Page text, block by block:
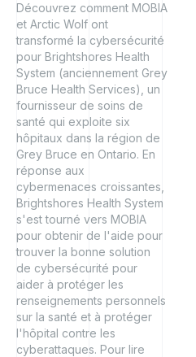
Découvrez comment MOBIA
et Arctic Wolf ont
transformé la cybersécurité
pour Brightshores Health
System (anciennement Grey
Bruce Health Services), un
fournisseur de soins de
santé qui exploite six
hôpitaux dans la région de
Grey Bruce en Ontario. En
réponse aux
cybermenaces croissantes,
Brightshores Health System
s'est tourné vers MOBIA
pour obtenir de l'aide pour
trouver la bonne solution
de cybersécurité pour
aider à protéger les
renseignements personnels
sur la santé et à protéger
l'hôpital contre les
cyberattaques. Pour lire